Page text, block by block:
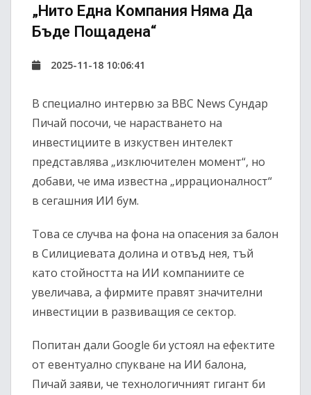
„нито Една Компания Няма Да
Бъде Пощадена“
2025-11-18 10:06:41
В специално интервю за BBC News Сундар
Пичай посочи, че нарастването на
инвестициите в изкуствен интелект
представлява „изключителен момент“, но
добави, че има известна „иррационалност“
в сегашния ИИ бум.
Това се случва на фона на опасения за балон
в Силициевата долина и отвъд нея, тъй
като стойността на ИИ компаниите се
увеличава, а фирмите правят значителни
инвестиции в развиващия се сектор.
Попитан дали Google би устоял на ефектите
от евентуално спукване на ИИ балона,
Пичай заяви, че технологичният гигант би